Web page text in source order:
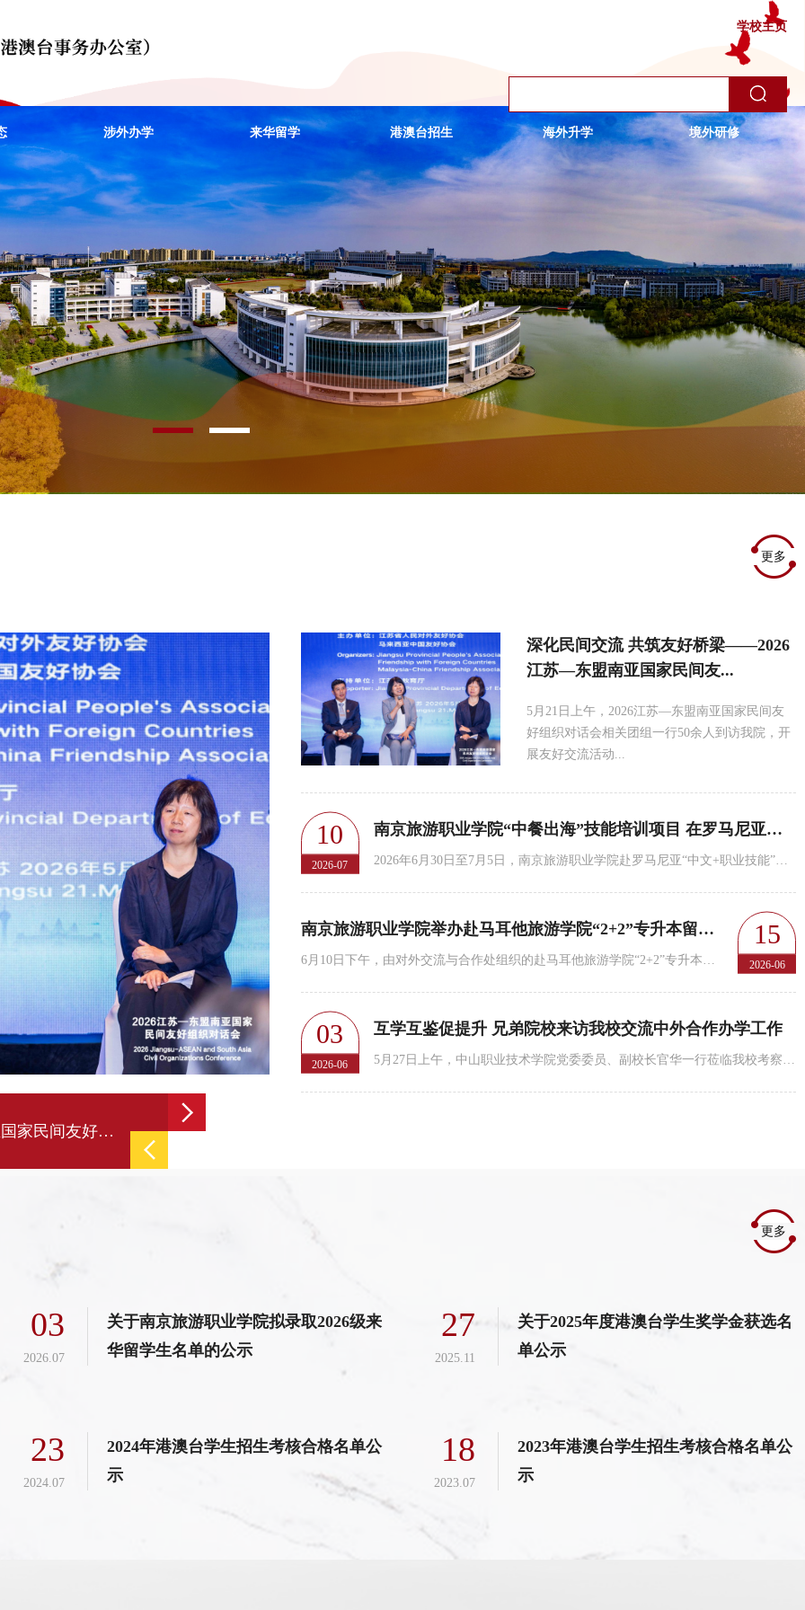
学校主页
涉外办学 来华留学 港澳台招生 海外升学 境外研修
更多
深化民间交流 共筑友好桥梁——2026江苏—东盟南亚国家民间友好团到访我院 南京旅游职业学院“中餐出海”技能培训项目 在罗马尼亚圆满落幕
深化民间交流 共筑友好桥梁——2026
江苏—东盟南亚国家民间友...
5月21日上午，2026江苏—东盟南亚国家民间友
好组织对话会相关团组一行50余人到访我院，开
展友好交流活动...
10
2026-07
南京旅游职业学院“中餐出海”技能培训项目 在罗马尼亚圆满...
2026年6月30日至7月5日，南京旅游职业学院赴罗马尼亚“中文+职业技能”培训项目在首都布加勒斯特成功举...
15
2026-06
南京旅游职业学院举办赴马耳他旅游学院“2+2”专升本留学项目...
03
2026-06
互学互鉴促提升 兄弟院校来访我校交流中外合作办学工作
更多
03
2026.07
关于南京旅游职业学院拟录取2026级来
华留学生名单的公示
27
2025.11
关于2025年度港澳台学生奖学金获选名
单公示
23
2024.07
2024年港澳台学生招生考核合格名单公
示
18
2023.07
2023年港澳台学生招生考核合格名单公
示